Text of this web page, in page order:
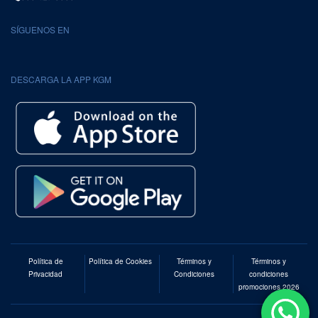
SÍGUENOS EN
DESCARGA LA APP KGM
Política de
Privacidad
Política de Cookies
Términos y
Condiciones
Términos y
condiciones
promociones 2026